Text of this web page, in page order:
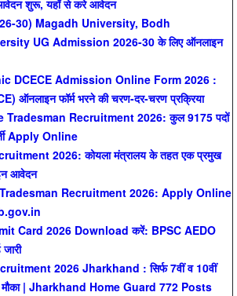
शुरू, यहाँ से करे आवेदन
30) Magadh University, Bodh
UG Admission 2026-30 के लिए ऑनलाइन
DCECE Admission Online Form 2026 :
ऑनलाइन फॉर्म भरने की चरण-दर-चरण प्रक्रिया
Tradesman Recruitment 2026: कुल 9175 पदों
Apply Online
2026: कोयला मंत्रालय के तहत एक प्रमुख
आवेदन
Recruitment 2026: Apply Online
Card 2026 Download करें: BPSC AEDO
2026 Jharkhand : सिर्फ 7वीं व 10वीं
मौका | Jharkhand Home Guard 772 Posts